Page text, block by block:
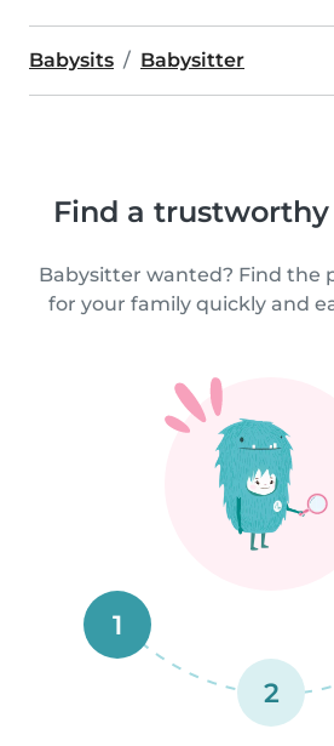
Babysits Babysitter
Find a
Babysitter wanted? Find the
for your family quickly and
1
2